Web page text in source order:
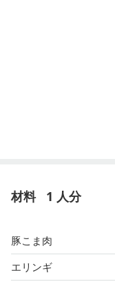
材料 1 人分
豚こま肉
エリンギ